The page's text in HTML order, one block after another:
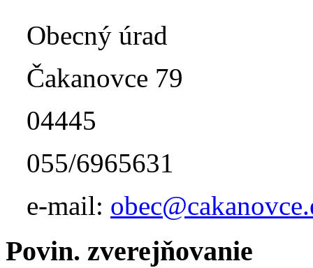
Obecný úrad
Čakanovce 79
04445
055/6965631
e-mail:
Povin. zverejňovanie